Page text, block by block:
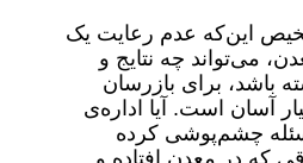
این‌که عدم رعایت یک
می‌تواند چه نتایج و
باشد، برای بازرسان
آسان است. آیا اداره‌ی
چشم‌پوشی کرده
که در معدن افتاده و